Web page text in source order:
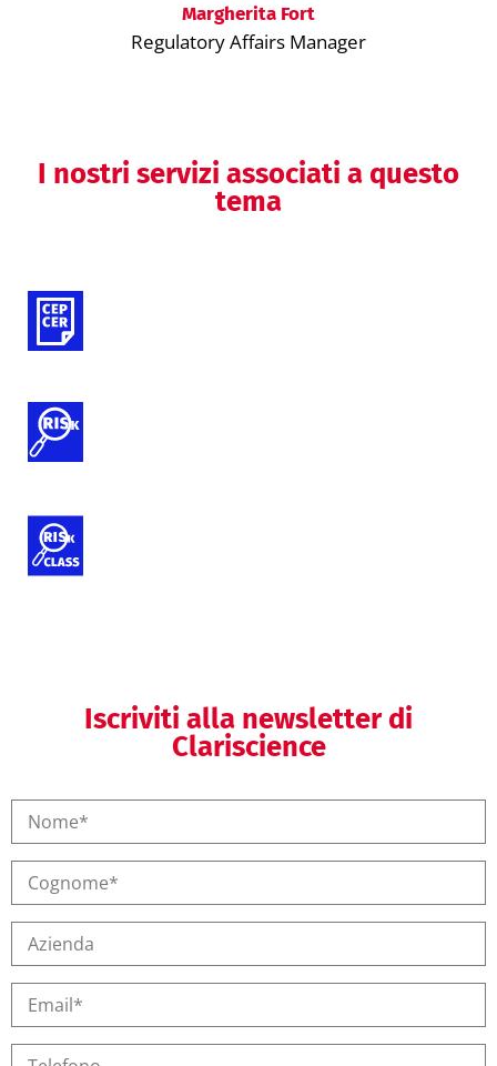
Margherita Fort
Regulatory Affairs Manager
I nostri servizi associati a questo
tema
Iscriviti alla newsletter di
Clariscience